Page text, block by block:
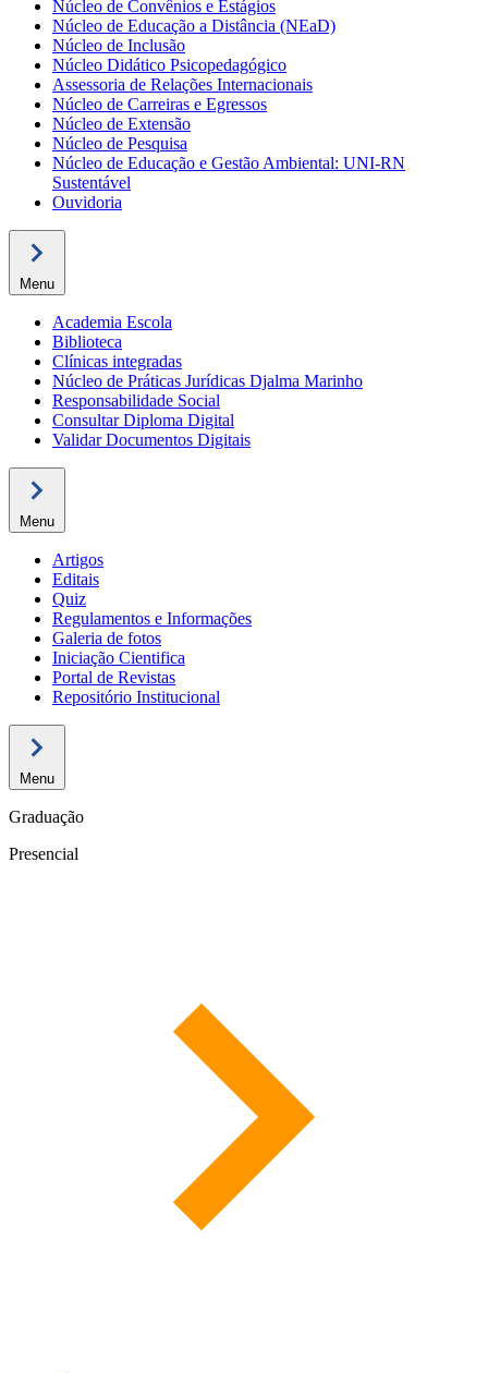
Núcleo de Convênios e Estágios
Núcleo de Educação a Distância (NEaD)
Núcleo de Inclusão
Núcleo Didático Psicopedagógico
Assessoria de Relações Internacionais
Núcleo de Carreiras e Egressos
Núcleo de Extensão
Núcleo de Pesquisa
Núcleo de Educação e Gestão Ambiental: UNI-RN
Sustentável
Ouvidoria
Menu
Academia Escola
Biblioteca
Clínicas integradas
Núcleo de Práticas Jurídicas Djalma Marinho
Responsabilidade Social
Consultar Diploma Digital
Validar Documentos Digitais
Menu
Artigos
Editais
Quiz
Regulamentos e Informações
Galeria de fotos
Iniciação Cientifica
Portal de Revistas
Repositório Institucional
Menu
Graduação
Presencial